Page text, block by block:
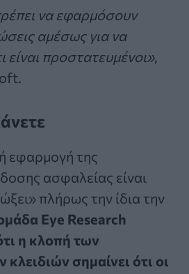
να εφαρμόσουν
αμέσως για να
είναι προστατευμένοι»,
εφαρμογή της
ασφαλείας είναι
πλήρως την ίδια την
Eye Research
η κλοπή των
σημαίνει ότι οι